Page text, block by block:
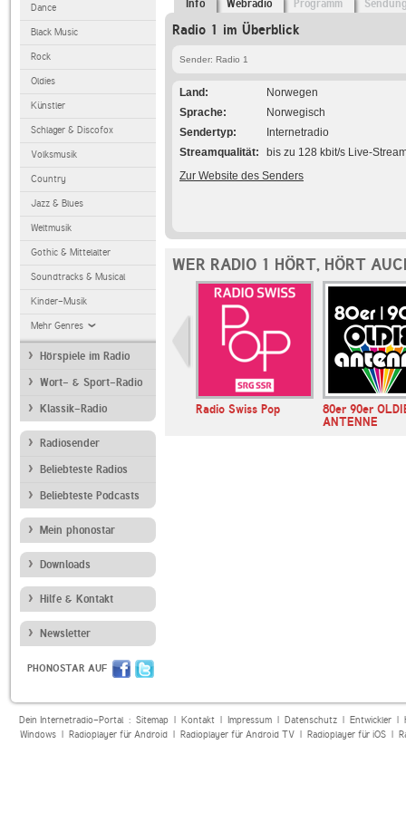
Dance
Black Music
Rock
Oldies
Künstler
Schlager & Discofox
Volksmusik
Country
Jazz & Blues
Weltmusik
Gothic & Mittelalter
Soundtracks & Musical
Kinder-Musik
Mehr Genres
Hörspiele im Radio
Wort- & Sport-Radio
Klassik-Radio
Radiosender
Beliebteste Radios
Beliebteste Podcasts
Mein phonostar
Downloads
Hilfe & Kontakt
Newsletter
PHONOSTAR AUF
Info Webradio Programm
Radio 1 im Überblick
Sender: Radio 1
Land
Norwegen
Sprache
Norwegisch
Sendertyp
Internetradio
Streamqualität
bis zu 128 kbit/s Live-
Zur Website des Senders
WER RADIO 1 HÖRT, HÖRT
Radio Swiss Pop
80er 90er
ANTENNE
Dein Internetradio-Portal : Sitemap| Kontakt| Impressum| Datenschutz| Entwickler|
Windows| Radioplayer für Android| Radioplayer für Android TV| Radioplayer für iOS|